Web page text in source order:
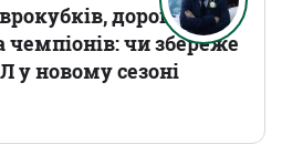
дорогі
чемпіонів: чи збереже
у новому сезоні